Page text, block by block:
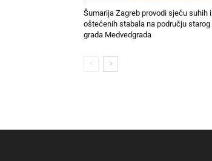
Šumarija Zagreb provodi sječu suhih i
oštećenih stabala na području starog
grada Medvedgrada